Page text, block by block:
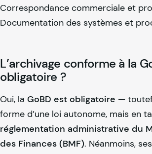
Correspondance commerciale et
Documentation des systèmes et
L’archivage conforme à la
obligatoire ?
Oui, la GoBD est obligatoire —
forme d’une loi autonome, mais en
réglementation administrative du
des Finances (BMF). Néanmoins,